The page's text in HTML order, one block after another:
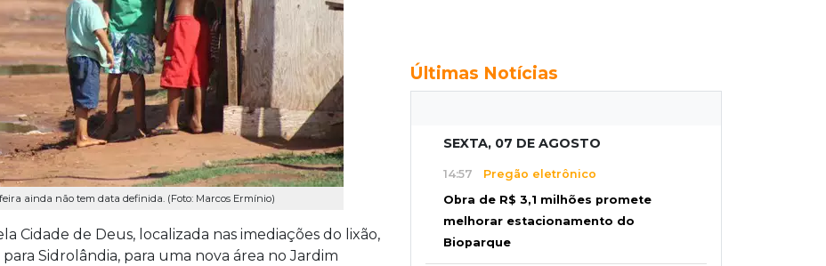
ainda não tem data definida. (Foto: Marcos Ermínio)
Cidade de Deus, localizada nas imediações do lixão,
Sidrolândia, para uma nova área no Jardim
Últimas Notícias
SEXTA, 07 DE AGOSTO
14:57 Pregão eletrônico
Obra de R$ 3,1 milhões promete
melhorar estacionamento do
Bioparque